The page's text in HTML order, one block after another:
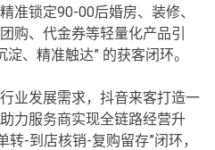
准锁定90-00后婚房、装修、
购、代金券等轻量化产品引
、精准触达” 的获客闭环。
业发展需求，抖音来客打造一
力服务商实现全链路经营升
-到店核销-复购留存”闭环，